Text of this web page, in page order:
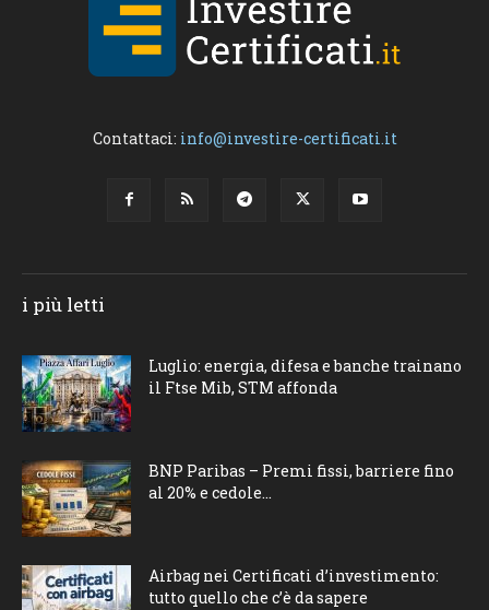
Contattaci: info@investire-certificati.it
i più letti
Luglio: energia, difesa e banche trainano
il Ftse Mib, STM affonda
BNP Paribas – Premi fissi, barriere fino
al 20% e cedole...
Airbag nei Certificati d’investimento:
tutto quello che c’è da sapere